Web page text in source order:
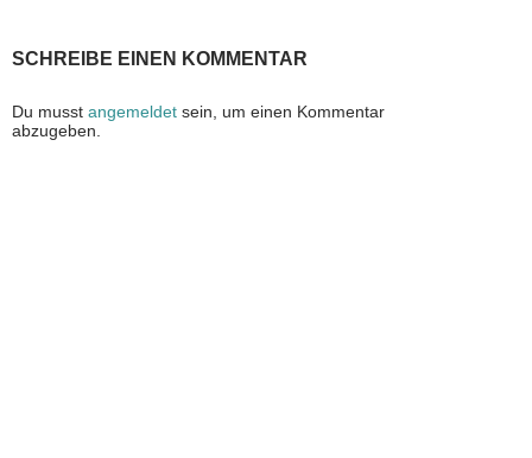
SCHREIBE EINEN KOMMENTAR
Du musst angemeldet sein, um einen Kommentar
abzugeben.